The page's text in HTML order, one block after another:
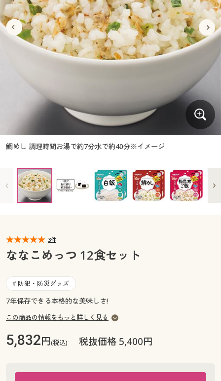
寝具・ベッド
カーテン・ラグ・ファブリック
美容・健康・サプリメント
制服・スクールすべて
制服・学生服
大きいサイズ
大きいサイズ通販すべて
大きいサイズ レディース下着
バーゲン
シークレットセール
商品カテゴリ一覧
カタログ
カタログ・チラシからのご注文
デジタルカタログ
カタログ無料プレゼント
マイページ
閲覧履歴
お気に入り
ご利用ガイド
カーテン・ラグ・ファブリック
制服・学生服
ジュニア・ティーンズ下着
大きいサイズ通販すべて
大きいサイズ レディース服
大きいサイズ レディース下着
大きいサイズ 事務・制服
バーゲン
バーゲンセール
シークレットセール
詳細検索
商品カテゴリ一覧
カタログ・チラシからのご注文
カタログ無料プレゼント
会員メニュー
閲覧履歴
サポート
ご利用ガイド
よくある質問とお問い合わせ
鯛めし 調理時間お湯で約7分水で約40分※イメージ
3件
ななこめっつ 12食セット
# 防犯・防災グッズ
7年保存できる本格的な美味しさ!
この商品の情報をもっと詳しく見る
5,832円(税込) 税抜価格 5,400円